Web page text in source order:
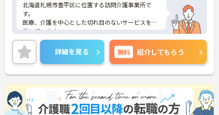
北海道札幌市豊平区に位置する訪問介護事業所で
す。
医療、介護を中心とした切れ目のないサービスを提
供しています。
賞与5ヶ月実績もあり、頑張りがしっかりと反映さ
れます。
ご興味ある方には、面接対策ポイントなど、さらに
詳細をお話しいたしますのでお気軽にご相談くださ
い！
詳細を見る 無料 紹介してもらう